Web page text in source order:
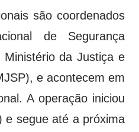
são coordenados
de Segurança
da Justiça e
e acontecem em
A operação iniciou
e segue até a próxima